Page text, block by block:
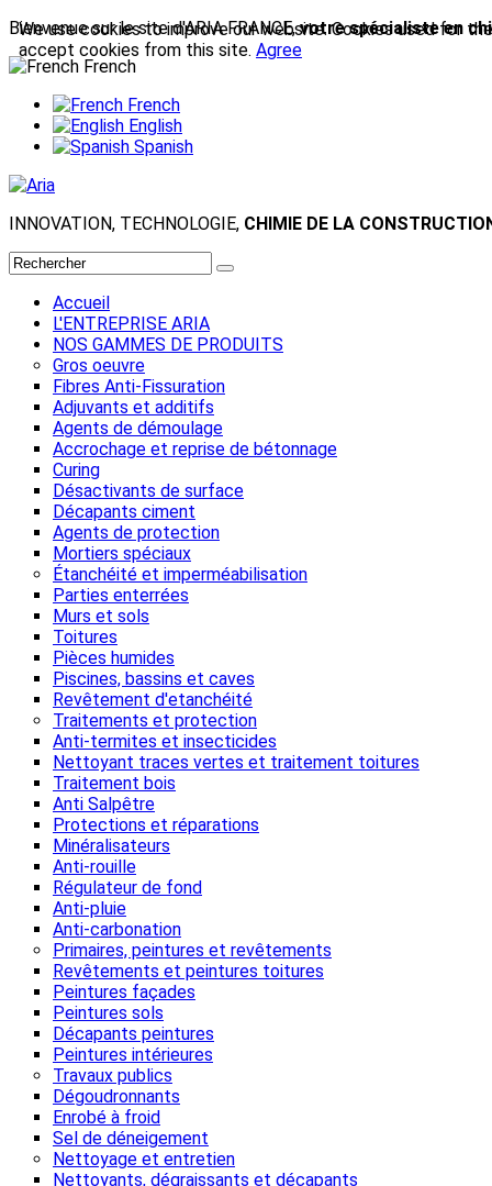
Bienvenue sur le site d'ARIA FRANCE,votre spécialiste en
French
French
English
Spanish
INNOVATION, TECHNOLOGIE, CHIMIE DE LA
Accueil
L'ENTREPRISE ARIA
NOS GAMMES DE PRODUITS
Gros oeuvre
Fibres Anti-Fissuration
Adjuvants et additifs
Agents de démoulage
Accrochage et reprise de bétonnage
Curing
Désactivants de surface
Décapants ciment
Agents de protection
Mortiers spéciaux
Étanchéité et imperméabilisation
Parties enterrées
Murs et sols
Toitures
Pièces humides
Piscines, bassins et caves
Revêtement d'etanchéité
Traitements et protection
Anti-termites et insecticides
Nettoyant traces vertes et traitement toitures
Traitement bois
Anti Salpêtre
Protections et réparations
Minéralisateurs
Anti-rouille
Régulateur de fond
Anti-pluie
Anti-carbonation
Primaires, peintures et revêtements
Revêtements et peintures toitures
Peintures façades
Peintures sols
Décapants peintures
Peintures intérieures
Travaux publics
Dégoudronnants
Enrobé à froid
Sel de déneigement
Nettoyage et entretien
Nettoyants, dégraissants et décapants
We use cookies to improve our website. Cookies used for
accept cookies from this site. Agree